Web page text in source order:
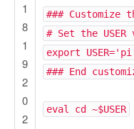
1
8
1
9
2
0
2
### Customize
# Set the
export
### End
eval cd ~$USER